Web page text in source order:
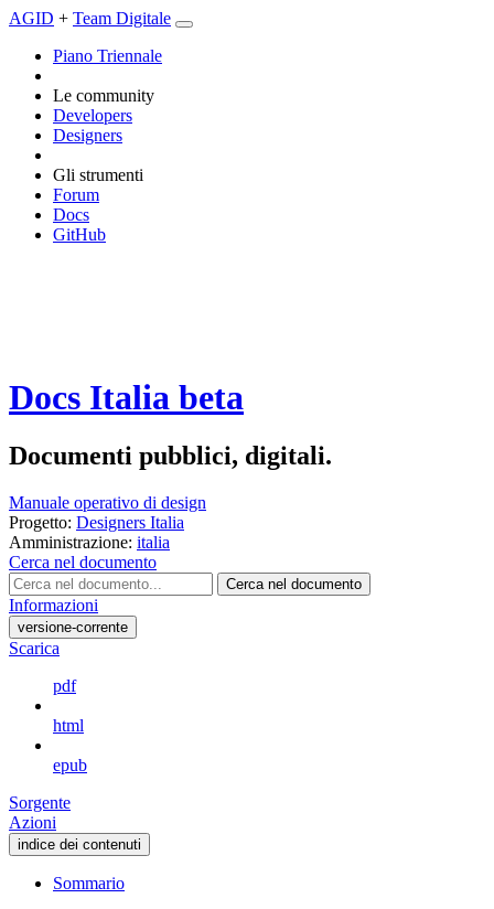
AGID + Team Digitale
Piano Triennale
Le community
Developers
Designers
Gli strumenti
Forum
Docs
GitHub
Docs Italia beta
Documenti pubblici, digitali.
Manuale operativo di design
Progetto: Designers Italia
Amministrazione: italia
Cerca nel documento
Cerca nel documento
Informazioni
versione-corrente
Scarica
pdf
html
epub
Sorgente
Azioni
indice dei contenuti
Sommario